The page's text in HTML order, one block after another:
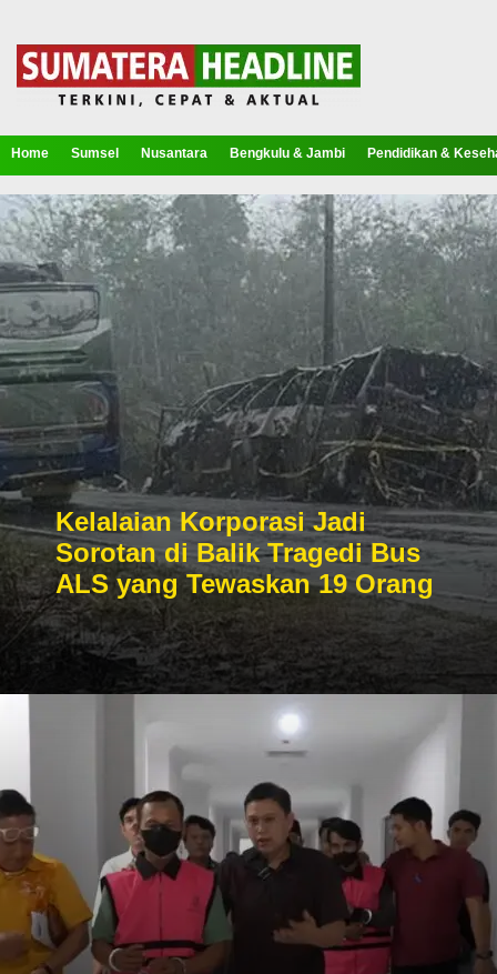
Home Sumsel Nusantara Bengkulu & Jambi Pendidikan &
Kelalaian Korporasi Jadi
Sorotan di Balik Tragedi Bus
ALS yang Tewaskan 19 Orang